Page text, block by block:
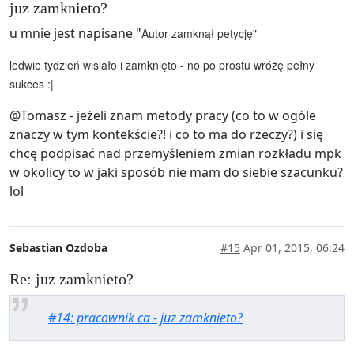
juz zamknieto?
u mnie jest napisane "Autor zamknął petycję"
ledwie tydzień wisiało i zamknięto - no po prostu wróżę pełny
sukces :|
@Tomasz - jeżeli znam metody pracy (co to w ogóle
znaczy w tym kontekście?! i co to ma do rzeczy?) i się
chcę podpisać nad przemyśleniem zmian rozkładu mpk
w okolicy to w jaki sposób nie mam do siebie szacunku?
lol
Sebastian Ozdoba #15 Apr 01, 2015, 06:24
Re: juz zamknieto?
#14: pracownik ca - juz zamknieto?